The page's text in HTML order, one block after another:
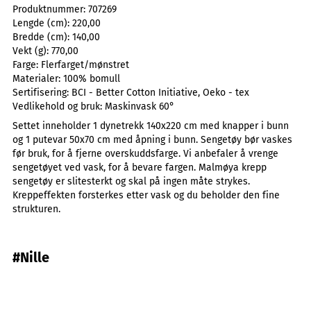
Produktnummer: 707269
Lengde (cm): 220,00
Bredde (cm): 140,00
Vekt (g): 770,00
Farge: Flerfarget/mønstret
Materialer: 100% bomull
Sertifisering: BCI - Better Cotton Initiative, Oeko - tex
Vedlikehold og bruk: Maskinvask 60°
Settet inneholder 1 dynetrekk 140x220 cm med knapper i bunn
og 1 putevar 50x70 cm med åpning i bunn. Sengetøy bør vaskes
før bruk, for å fjerne overskuddsfarge. Vi anbefaler å vrenge
sengetøyet ved vask, for å bevare fargen. Malmøya krepp
sengetøy er slitesterkt og skal på ingen måte strykes.
Kreppeffekten forsterkes etter vask og du beholder den fine
strukturen.
#Nille